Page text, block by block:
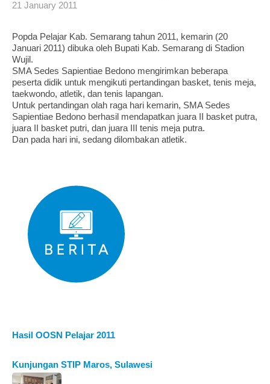
21 January 2011
Popda Pelajar Kab. Semarang tahun 2011, kemarin (20
Januari 2011) dibuka oleh Bupati Kab. Semarang di Stadion
Wujil.
SMA Sedes Sapientiae Bedono mengirimkan beberapa
peserta didik untuk mengikuti pertandingan basket, tenis meja,
taekwondo, atletik, dan tenis lapangan.
Untuk pertandingan olah raga hari kemarin, SMA Sedes
Sapientiae Bedono berhasil mendapatkan juara II basket putra,
juara II basket putri, dan juara III tenis meja putra.
Dan pada hari ini, sedang dilombakan atletik.
Hasil OOSN Pelajar 2011
Kunjungan STIP Maros, Sulawesi